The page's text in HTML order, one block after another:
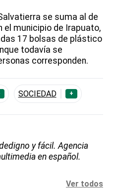
se suma al de
el municipio de Irapuato,
17 bolsas de plástico
todavía se
corresponden.
SOCIEDAD +
y fácil. Agencia
en español.
Ver todos